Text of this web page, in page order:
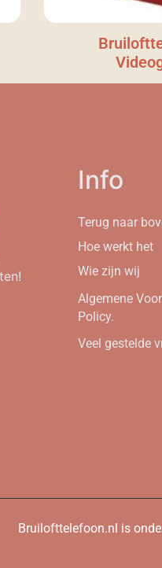
Info
Terug naar
Hoe werkt het
Wie zijn wij
Algemene
Policy.
Veel gestelde
Bruilofttelefoon.nl is